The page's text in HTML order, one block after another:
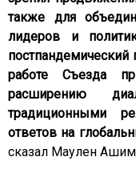
также для
лидеров и
постпандемический
работе Съезда
расширению
традиционными
ответов на
сказал Маулен